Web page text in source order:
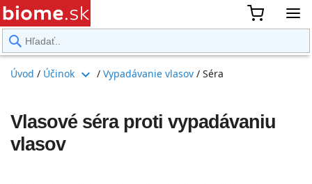
Úvod / Účinok expand_more / Vypadávanie vlasov / Séra
Vlasové séra proti vypadávaniu
vlasov